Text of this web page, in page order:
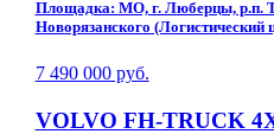
Площадка: МО, г. Люберцы, р.п.
Новорязанского (Логистический
7 490 000 руб.
VOLVO FH-TRUCK